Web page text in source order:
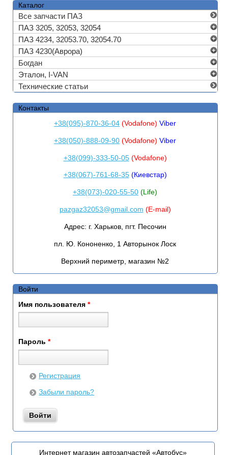
Каталог
Все запчасти ПАЗ
ПАЗ 3205, 32053, 32054
ПАЗ 4234, 32053.70, 32054.70
ПАЗ 4230(Аврора)
Богдан
Эталон, I-VAN
Технические статьи
Контакты
+38(095)-870-36-04 (Vodafone)Viber
+38(050)-888-09-90 (Vodafone)Viber
+38(099)-333-50-05(Vodafone)
+38(067)-761-68-35(Киевстар)
+38(073)-020-55-50 (Life)
pazgaz32053@gmail.com (E-mail)
Адрес: г. Харьков, пгт. Песочин
пл. Ю. Кононенко, 1 Авторынок Лоск
Верхний периметр, магазин №2
Войти
Имя пользователя *
Пароль *
Регистрация
Забыли пароль?
Интернет магазин автозапчастей «Автобус»